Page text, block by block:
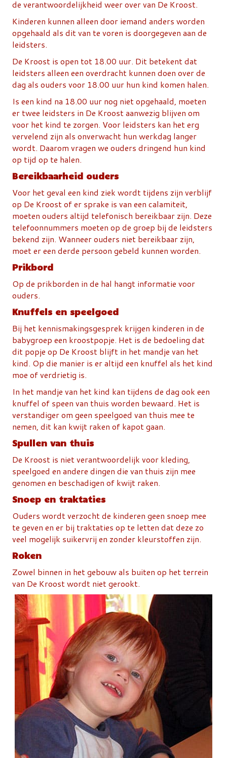
de verantwoordelijkheid weer over van De Kroost.
Kinderen kunnen alleen door iemand anders worden
opgehaald als dit van te voren is doorgegeven aan de
leidsters.
De Kroost is open tot 18.00 uur. Dit betekent dat
leidsters alleen een overdracht kunnen doen over de
dag als ouders voor 18.00 uur hun kind komen halen.
Is een kind na 18.00 uur nog niet opgehaald, moeten
er twee leidsters in De Kroost aanwezig blijven om
voor het kind te zorgen. Voor leidsters kan het erg
vervelend zijn als onverwacht hun werkdag langer
wordt. Daarom vragen we ouders dringend hun kind
op tijd op te halen.
Bereikbaarheid ouders
Voor het geval een kind ziek wordt tijdens zijn verblijf
op De Kroost of er sprake is van een calamiteit,
moeten ouders altijd telefonisch bereikbaar zijn. Deze
telefoonnummers moeten op de groep bij de leidsters
bekend zijn. Wanneer ouders niet bereikbaar zijn,
moet er een derde persoon gebeld kunnen worden.
Prikbord
Op de prikborden in de hal hangt informatie voor
ouders.
Knuffels en speelgoed
Bij het kennismakingsgesprek krijgen kinderen in de
babygroep een kroostpopje. Het is de bedoeling dat
dit popje op De Kroost blijft in het mandje van het
kind. Op die manier is er altijd een knuffel als het kind
moe of verdrietig is.
In het mandje van het kind kan tijdens de dag ook een
knuffel of speen van thuis worden bewaard. Het is
verstandiger om geen speelgoed van thuis mee te
nemen, dit kan kwijt raken of kapot gaan.
Spullen van thuis
De Kroost is niet verantwoordelijk voor kleding,
speelgoed en andere dingen die van thuis zijn mee
genomen en beschadigen of kwijt raken.
Snoep en traktaties
Ouders wordt verzocht de kinderen geen snoep mee
te geven en er bij traktaties op te letten dat deze zo
veel mogelijk suikervrij en zonder kleurstoffen zijn.
Roken
Zowel binnen in het gebouw als buiten op het terrein
van De Kroost wordt niet gerookt.